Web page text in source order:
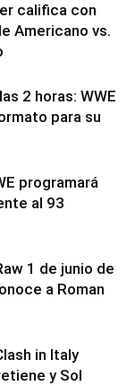
califica con
Americano vs.
2 horas: WWE
para su
programará
al 93
1 de junio de
a Roman
in Italy
y Sol